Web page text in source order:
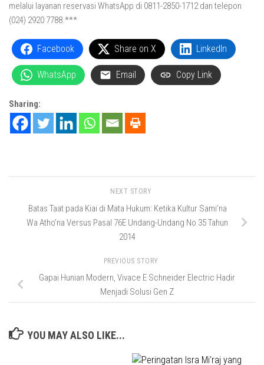
melalui layanan reservasi WhatsApp di 0811-2850-1712 dan telepon
(024) 2920 7788.***
Facebook Share on X LinkedIn
WhatsApp Email Copy Link
Sharing:
NEXT STORY
Batas Taat pada Kiai di Mata Hukum: Ketika Kultur Sami’na
Wa Atho’na Versus Pasal 76E Undang-Undang No 35 Tahun
2014
PREVIOUS STORY
Gapai Hunian Modern, Vivace E Schneider Electric Hadir
Menjadi Solusi Gen Z
YOU MAY ALSO LIKE...